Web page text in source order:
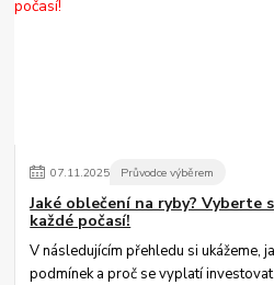
07.11.2025 Průvodce výběrem
Jaké oblečení na ryby? Vyberte
každé počasí!
V následujícím přehledu si ukážeme,
podmínek a proč se vyplatí